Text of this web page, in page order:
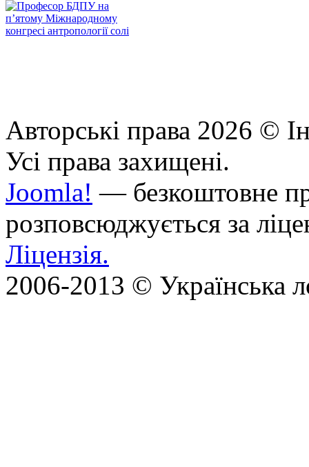
Авторські права 2026 ©
Усі права захищені.
Joomla! — безкоштовне
розповсюджується за
Ліцензія.
2006-2013 © Українська